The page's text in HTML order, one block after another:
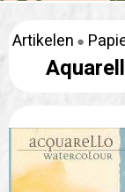
Artikelen